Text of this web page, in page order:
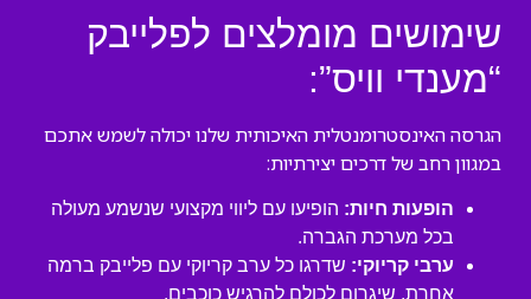
שימושים מומלצים לפלייבק
“מענדי וויס”:
הגרסה האינסטרומנטלית האיכותית שלנו יכולה לשמש אתכם
במגוון רחב של דרכים יצירתיות:
הופעות חיות: הופיעו עם ליווי מקצועי שנשמע מעולה
בכל מערכת הגברה.
ערבי קריוקי: שדרגו כל ערב קריוקי עם פלייבק ברמה
אחרת, שיגרום לכולם להרגיש כוכבים.